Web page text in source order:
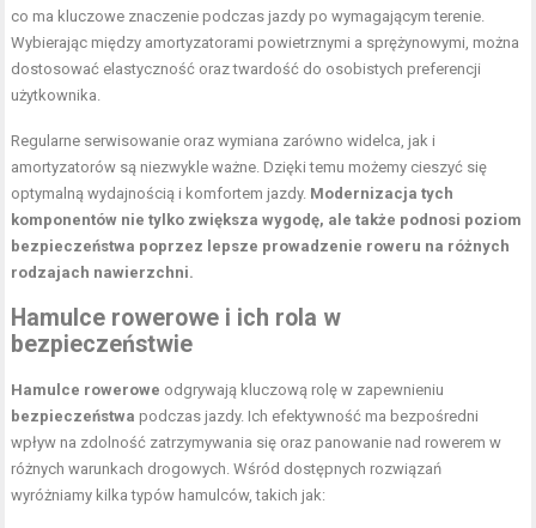
co ma kluczowe znaczenie podczas jazdy po wymagającym terenie.
Wybierając między amortyzatorami powietrznymi a sprężynowymi, można
dostosować elastyczność oraz twardość do osobistych preferencji
użytkownika.
Regularne serwisowanie oraz wymiana zarówno widelca, jak i
amortyzatorów są niezwykle ważne. Dzięki temu możemy cieszyć się
optymalną wydajnością i komfortem jazdy. Modernizacja tych
komponentów nie tylko zwiększa wygodę, ale także podnosi poziom
bezpieczeństwa poprzez lepsze prowadzenie roweru na różnych
rodzajach nawierzchni.
Hamulce rowerowe i ich rola w
bezpieczeństwie
Hamulce rowerowe odgrywają kluczową rolę w zapewnieniu
bezpieczeństwa podczas jazdy. Ich efektywność ma bezpośredni
wpływ na zdolność zatrzymywania się oraz panowanie nad rowerem w
różnych warunkach drogowych. Wśród dostępnych rozwiązań
wyróżniamy kilka typów hamulców, takich jak: